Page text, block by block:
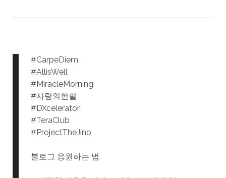
#CarpeDiem
#AllisWell
#MiracleMorning
#사랑의헌혈
#DXcelerator
#TeraClub
#ProjectTheJino
블로그 응원하는 법.